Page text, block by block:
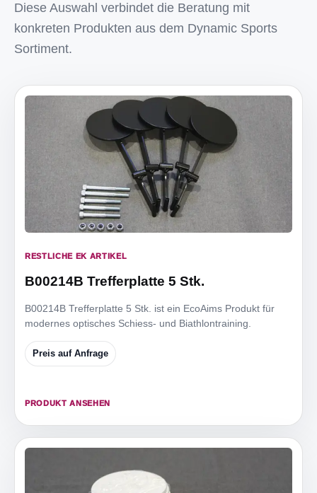
Diese Auswahl verbindet die Beratung mit
konkreten Produkten aus dem Dynamic Sports
Sortiment.
RESTLICHE EK ARTIKEL
B00214B Trefferplatte 5 Stk.
B00214B Trefferplatte 5 Stk. ist ein EcoAims Produkt für
modernes optisches Schiess- und Biathlontraining.
Preis auf Anfrage
PRODUKT ANSEHEN